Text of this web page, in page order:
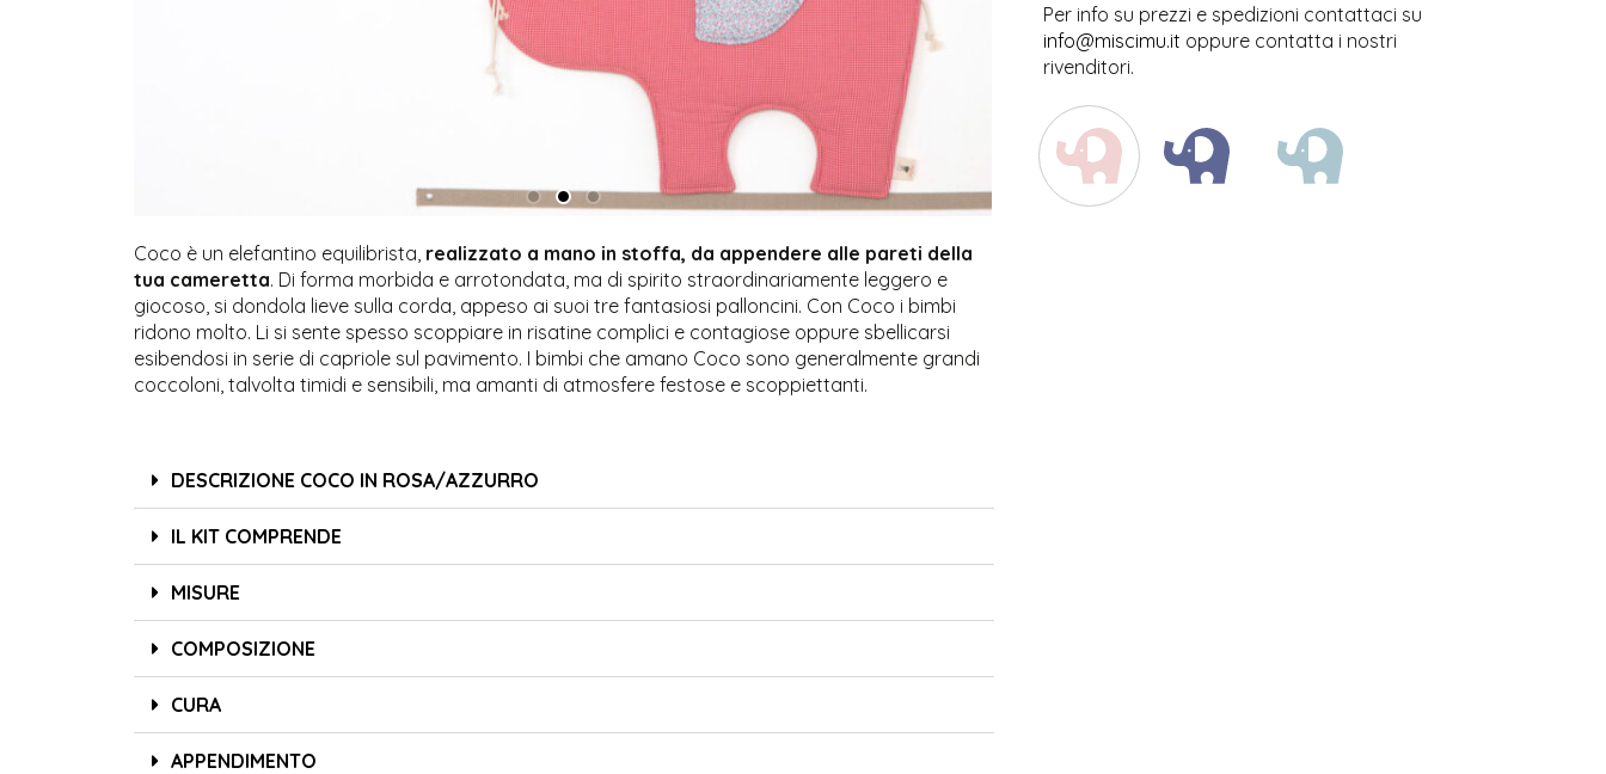
Per info su prezzi e spedizioni contattaci su
info@miscimu.it oppure contatta i nostri
rivenditori.
Coco è un elefantino equilibrista, realizzato a mano in stoffa, da appendere alle pareti della
tua cameretta. Di forma morbida e arrotondata, ma di spirito straordinariamente leggero e
giocoso, si dondola lieve sulla corda, appeso ai suoi tre fantasiosi palloncini. Con Coco i bimbi
ridono molto. Li si sente spesso scoppiare in risatine complici e contagiose oppure sbellicarsi
esibendosi in serie di capriole sul pavimento. I bimbi che amano Coco sono generalmente grandi
coccoloni, talvolta timidi e sensibili, ma amanti di atmosfere festose e scoppiettanti.
DESCRIZIONE COCO IN ROSA/AZZURRO
IL KIT COMPRENDE
MISURE
COMPOSIZIONE
CURA
APPENDIMENTO